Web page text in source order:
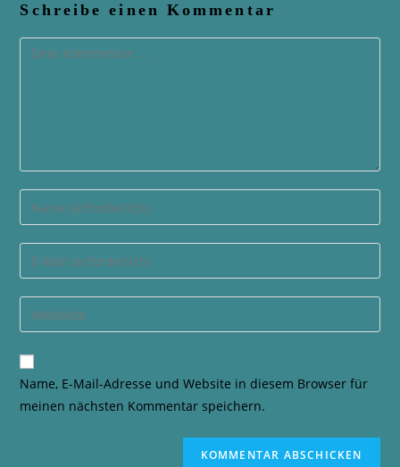
Schreibe einen Kommentar
Name, E-Mail-Adresse und Website in diesem Browser für
meinen nächsten Kommentar speichern.